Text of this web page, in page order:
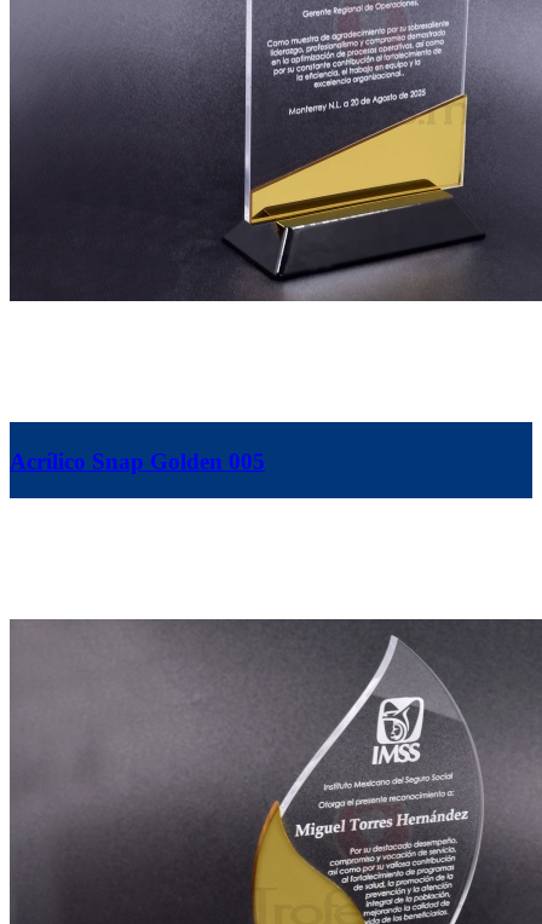
Acrílico Snap Golden 005